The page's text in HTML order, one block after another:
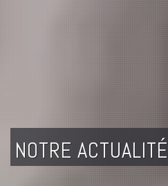
NOTRE ACTUALITÉ